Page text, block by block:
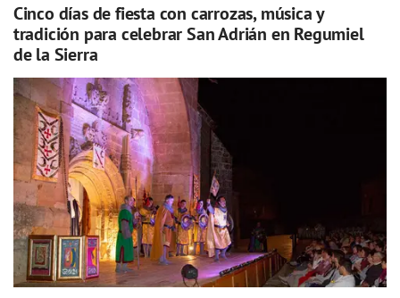
Cinco días de fiesta con carrozas, música y
tradición para celebrar San Adrián en Regumiel
de la Sierra